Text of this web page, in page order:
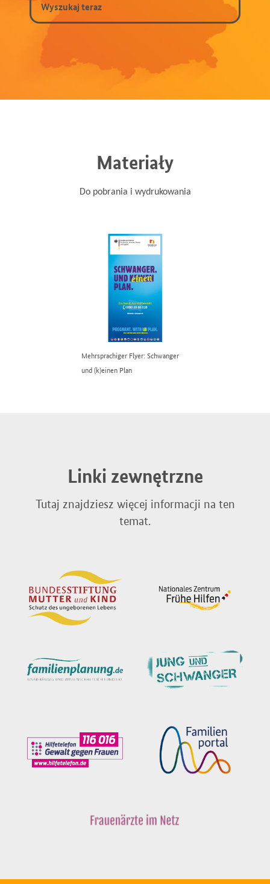
Materiały
Do pobrania i wydrukowania
Mehrsprachiger Flyer: Schwanger
und (k)einen Plan
Linki zewnętrzne
Tutaj znajdziesz więcej informacji na ten
temat.